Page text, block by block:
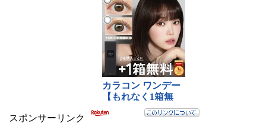
スポンサーリンク